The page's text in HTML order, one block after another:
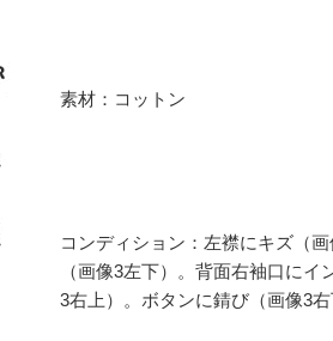
素材：コットン
コンディション：左襟にキズ（
（画像3左下）。背面右袖口に
3右上）。ボタンに錆び（画像3